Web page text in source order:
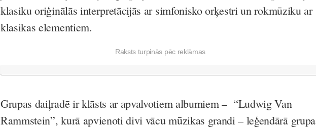
klasiku oriģinālās interpretācijās ar simfonisko orķestri un rokmūziku ar
klasikas elementiem.
Raksts turpinās pēc reklāmas
Grupas daiļradē ir klāsts ar apvalvotiem albumiem – “Ludwig Van
Rammstein”, kurā apvienoti divi vācu mūzikas grandi – leģendārā grupa